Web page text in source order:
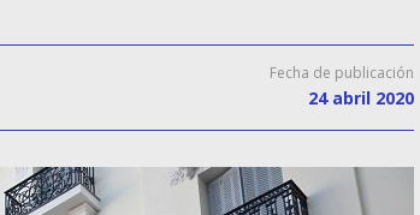
Fecha de publicación
24 abril 2020